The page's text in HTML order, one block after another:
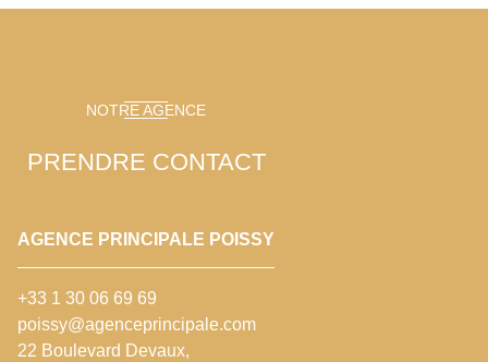
NOTRE AGENCE
PRENDRE CONTACT
AGENCE PRINCIPALE POISSY
+33 1 30 06 69 69
poissy@agenceprincipale.com
22 Boulevard Devaux,